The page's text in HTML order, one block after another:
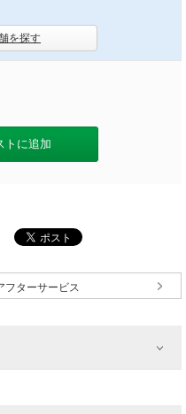
を探す
トに追加
フターサービス